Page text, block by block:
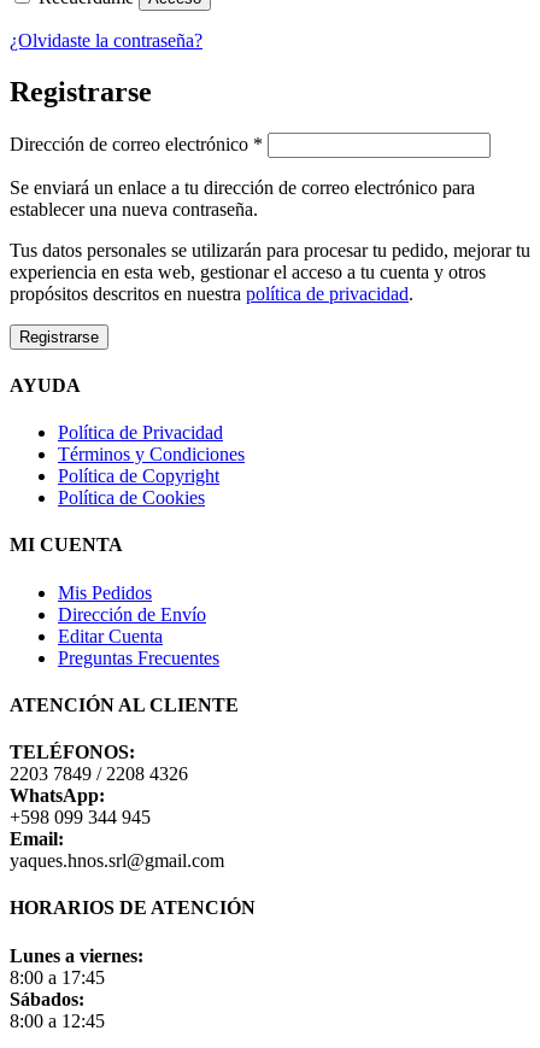
¿Olvidaste la contraseña?
Registrarse
Dirección de correo electrónico *
Se enviará un enlace a tu dirección de correo electrónico para
establecer una nueva contraseña.
Tus datos personales se utilizarán para procesar tu pedido, mejorar tu
experiencia en esta web, gestionar el acceso a tu cuenta y otros
propósitos descritos en nuestra política de privacidad.
Registrarse
AYUDA
Política de Privacidad
Términos y Condiciones
Política de Copyright
Política de Cookies
MI CUENTA
Mis Pedidos
Dirección de Envío
Editar Cuenta
Preguntas Frecuentes
ATENCIÓN AL CLIENTE
TELÉFONOS:
2203 7849 / 2208 4326
WhatsApp:
+598 099 344 945
Email:
yaques.hnos.srl@gmail.com
HORARIOS DE ATENCIÓN
Lunes a viernes:
8:00 a 17:45
Sábados:
8:00 a 12:45